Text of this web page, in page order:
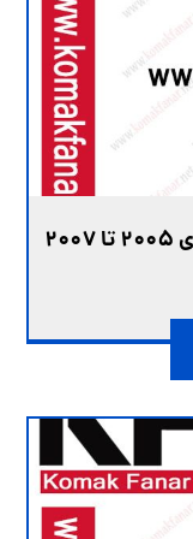
کمک فنر تویوتا کرولا عقب سال های ۲۰۰۵ تا ۲۰۰۷